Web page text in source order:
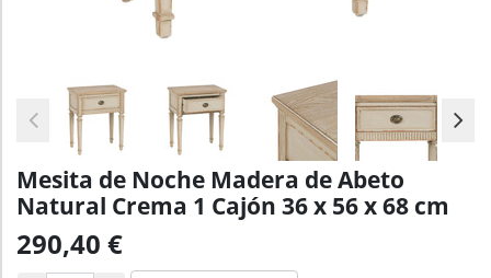
Mesita de Noche Madera de Abeto
Natural Crema 1 Cajón 36 x 56 x 68 cm
290,40 €